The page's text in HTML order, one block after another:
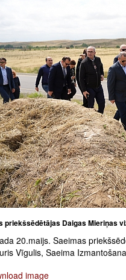
priekšsēdētājas Daigas Mieriņas
20.maijs. Saeimas
Vīgulis, Saeima
image